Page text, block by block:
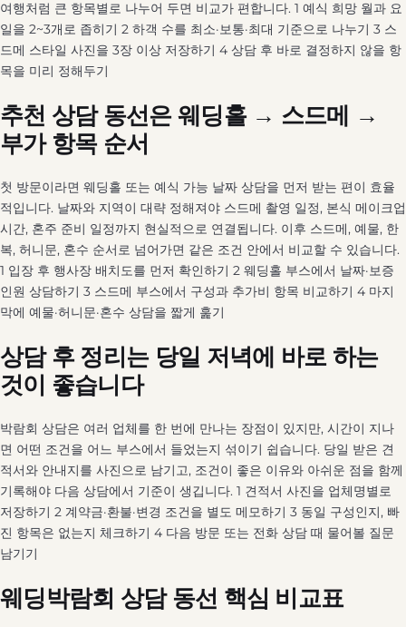
여행처럼 큰 항목별로 나누어 두면 비교가 편합니다. 1 예식 희망 월과 요
일을 2~3개로 좁히기 2 하객 수를 최소·보통·최대 기준으로 나누기 3 스
드메 스타일 사진을 3장 이상 저장하기 4 상담 후 바로 결정하지 않을 항
목을 미리 정해두기
추천 상담 동선은 웨딩홀 → 스드메 →
부가 항목 순서
첫 방문이라면 웨딩홀 또는 예식 가능 날짜 상담을 먼저 받는 편이 효율
적입니다. 날짜와 지역이 대략 정해져야 스드메 촬영 일정, 본식 메이크업
시간, 혼주 준비 일정까지 현실적으로 연결됩니다. 이후 스드메, 예물, 한
복, 허니문, 혼수 순서로 넘어가면 같은 조건 안에서 비교할 수 있습니다.
1 입장 후 행사장 배치도를 먼저 확인하기 2 웨딩홀 부스에서 날짜·보증
인원 상담하기 3 스드메 부스에서 구성과 추가비 항목 비교하기 4 마지
막에 예물·허니문·혼수 상담을 짧게 훑기
상담 후 정리는 당일 저녁에 바로 하는
것이 좋습니다
박람회 상담은 여러 업체를 한 번에 만나는 장점이 있지만, 시간이 지나
면 어떤 조건을 어느 부스에서 들었는지 섞이기 쉽습니다. 당일 받은 견
적서와 안내지를 사진으로 남기고, 조건이 좋은 이유와 아쉬운 점을 함께
기록해야 다음 상담에서 기준이 생깁니다. 1 견적서 사진을 업체명별로
저장하기 2 계약금·환불·변경 조건을 별도 메모하기 3 동일 구성인지, 빠
진 항목은 없는지 체크하기 4 다음 방문 또는 전화 상담 때 물어볼 질문
남기기
웨딩박람회 상담 동선 핵심 비교표